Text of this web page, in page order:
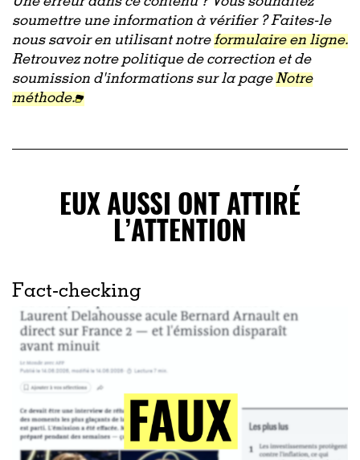
soumettre une information à vérifier ? Faites-le
nous savoir en utilisant notreformulaire en ligne.
Retrouvez notre politique de correction et de
soumission d'informations sur la pageNotre
méthode.
EUX AUSSI ONT ATTIRÉ
L’ATTENTION
Fact-checking